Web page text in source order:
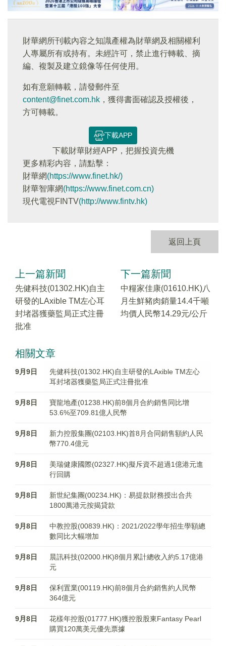
財華網所刊載內容之知識產權為財華網及相關權利
人專屬所有或持有。未經許可，禁止進行轉載、摘
編、複製及建立鏡像等任何使用。
如有意願轉載，請發郵件至
content@finet.com.hk ，獲得書面確認及授權後，
方可轉載。
下載APP
下載財華財經APP，把握投資先機
更多精彩内容，請點擊：
財華網(https://www.finet.hk/)
財華智庫網(https://www.finet.com.cn)
現代電視FINTV(http://www.fintv.hk)
返回上頁
上一篇新聞
先健科技(01302.HK)自主
研發的LAxible TM左心耳
封堵器獲藥監局正式注冊
批准
下一篇新聞
中糧家佳康(01610.HK)八
月生鮮豬肉銷量14.4千噸
均價人民幣14.29元/公斤
相關文章
9月9日
先健科技(01302.HK)自主研發的LAxible TM左心
耳封堵器獲藥監局正式注冊批准
9月8日
寶龍地產(01238.HK)前8個月合約銷售同比增
53.6%至709.81億人民幣
9月8日
新力控股集團(02103.HK)首8月合同銷售額約人民
幣770.4億元
9月8日
美瑞健康國際(02327.HK)擬斥資不超過1億港元進
行回購
9月8日
新世紀集團(00234.HK)：易提款財務授出合共
1800萬港元按揭貸款
9月8日
中教控股(00839.HK)：2021/2022學年招生學額總
數同比大幅增加
9月8日
晨訊科技(02000.HK)8個月累計總收入約5.17億港
元
9月8日
保利置業(00119.HK)前8個月合約銷售約人民幣
364億元
9月8日
花樣年控股(01777.HK)獲控股股東Fantasy Pearl
購買120萬美元優先票據